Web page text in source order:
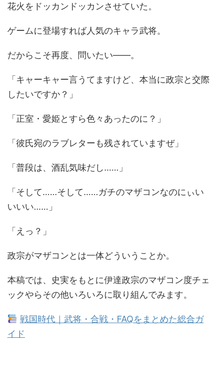
花火をドッカンドッカンさせていた。
ゲームに登場すれば人気のキャラ武将。
だからこそ再度、問いたい――。
「キャーキャー言うてますけど、本当に政宗と交際
したいですか？」
「正室・愛姫とすら色々あったのに？」
「彼氏宛のラブレターも残されていますぜ」
「普段は、酒乱気味だし……」
「そして……そして……ガチのマザコンなのにぃい
いいい……」
「えっ？」
政宗がマザコンとは一体どういうことか。
本稿では、史実をもとに伊達政宗のマザコン度チェ
ックやらその他いろいろに取り組んでみます。
戦国時代｜武将・合戦・FAQをまとめた総合ガ
イド